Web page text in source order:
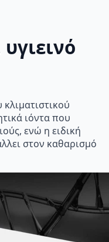
ιόντα που
ενώ η ειδική
στον καθαρισμό